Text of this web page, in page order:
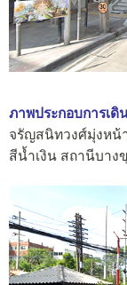
ภาพประกอบการเดิ
จรัญสนิทวงศ์มุ่งหน้
สีน้ำเงิน สถานีบา